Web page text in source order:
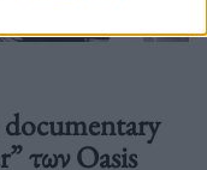
documentary
των Oasis